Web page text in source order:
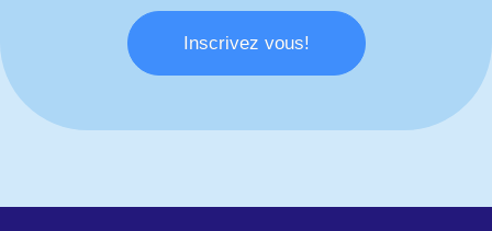
Inscrivez vous!